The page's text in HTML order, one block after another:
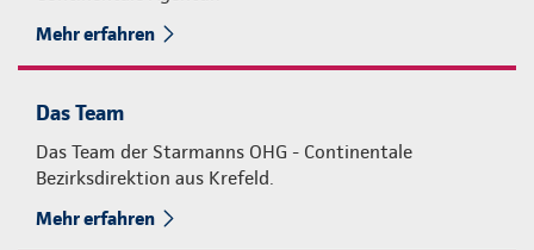
Mehr erfahren
Das Team
Das Team der Starmanns OHG - Continentale
Bezirksdirektion aus Krefeld.
Mehr erfahren